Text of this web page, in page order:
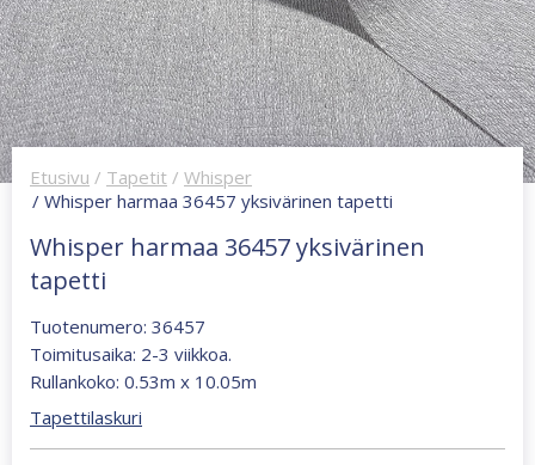
Etusivu / Tapetit / Whisper
/ Whisper harmaa 36457 yksivärinen tapetti
Whisper harmaa 36457 yksivärinen
tapetti
Tuotenumero: 36457
Toimitusaika: 2-3 viikkoa.
Rullankoko: 0.53m x 10.05m
Tapettilaskuri